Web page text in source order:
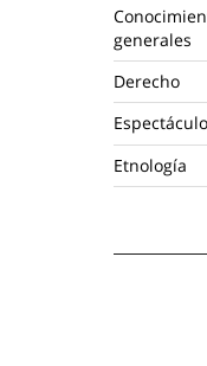
generales
Derecho
Etnología